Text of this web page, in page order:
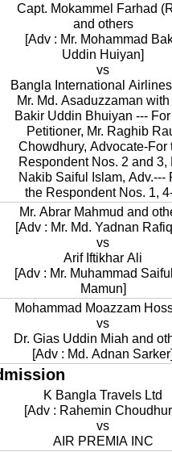
Capt. Mokammel Farhad
and others
[Adv : Mr. Mohammad
Uddin Huiyan]
vs
Bangla International
Mr. Md. Asaduzzaman with
Bakir Uddin Bhuiyan ---
Petitioner, Mr. Raghib
Chowdhury, Advocate-For
Respondent Nos. 2 and 3,
Nakib Saiful Islam, Adv.---
the Respondent Nos. 1,
Mr. Abrar Mahmud and
[Adv : Mr. Md. Yadnan
vs
Arif Iftikhar Ali
[Adv : Mr. Muhammad
Mamun]
Mohammad Moazzam
vs
Dr. Gias Uddin Miah and
[Adv : Md. Adnan
K Bangla Travels Ltd
[Adv : Rahemin
vs
AIR PREMIA INC